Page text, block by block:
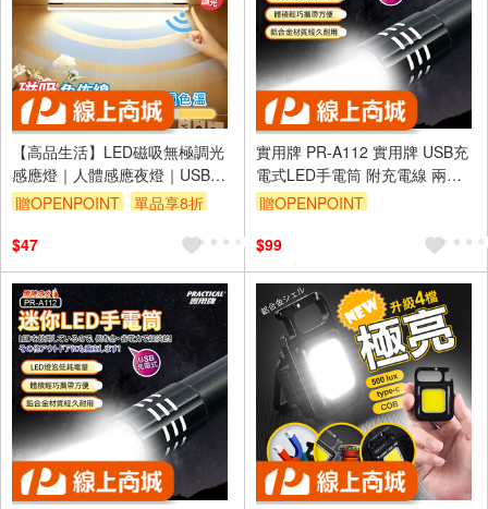
【高品生活】LED磁吸無極調光
感應燈｜人體感應夜燈｜USB充
電衣櫃燈｜免釘壁掛櫥櫃燈｜走
贈OPENPOINT
單品享8折
$47
實用牌 PR-A112 實用牌 USB充
電式LED手電筒 附充電線 兩段
光源模式 體積輕巧 便攜照明
贈OPENPOINT
（運費不算在 2000 元的範圍
內）
單品享9折
$99